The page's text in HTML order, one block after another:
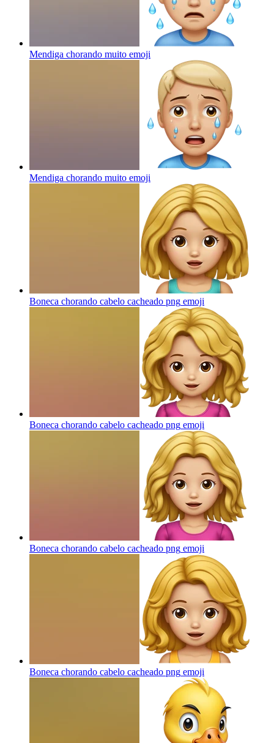
Mendiga chorando muito emoji
Mendiga chorando muito emoji
Boneca chorando cabelo cacheado png emoji
Boneca chorando cabelo cacheado png emoji
Boneca chorando cabelo cacheado png emoji
Boneca chorando cabelo cacheado png emoji